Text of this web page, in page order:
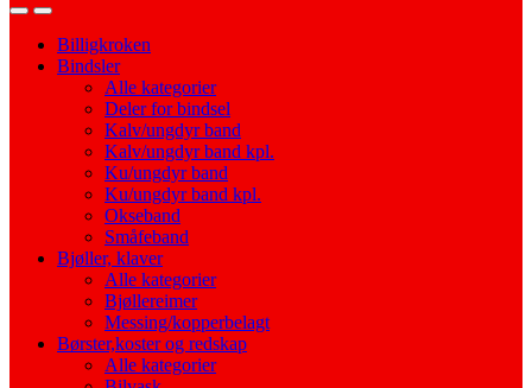
OpenClose
Billigkroken
Bindsler
Alle kategorier
Deler for bindsel
Kalv/ungdyr band
Kalv/ungdyr band kpl.
Ku/ungdyr band
Ku/ungdyr band kpl.
Okseband
Småfeband
Bjøller, klaver
Alle kategorier
Bjøllereimer
Messing/kopperbelagt
Børster,koster og redskap
Alle kategorier